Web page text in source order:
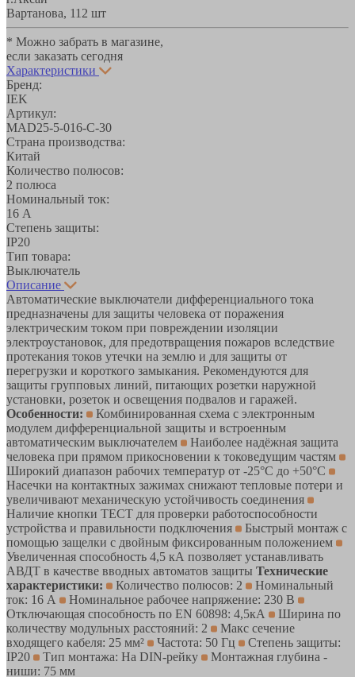
Вартанова, 11 2 шт
* Можно забрать в магазине,
если заказать сегодня
Характеристики
Бренд:
IEK
Артикул:
MAD25-5-016-C-30
Страна производства:
Китай
Количество полюсов:
2 полюса
Номинальный ток:
16 А
Степень защиты:
IP20
Тип товара:
Выключатель
Описание
Автоматические выключатели дифференциального тока
предназначены для защиты человека от поражения
электрическим током при повреждении изоляции
электроустановок, для предотвращения пожаров вследствие
протекания токов утечки на землю и для защиты от
перегрузки и короткого замыкания. Рекомендуются для
защиты групповых линий, питающих розетки наружной
установки, розеток и освещения подвалов и гаражей.
Особенности:
Комбинированная схема с электронным
модулем дифференциальной защиты и встроенным
автоматическим выключателем
Наиболее надёжная защита
человека при прямом прикосновении к токоведущим частям
Широкий диапазон рабочих температур от -25°С до +50°С
Насечки на контактных зажимах снижают тепловые потери и
увеличивают механическую устойчивость соединения
Наличие кнопки ТЕСТ для проверки работоспособности
устройства и правильности подключения
Быстрый монтаж с
помощью защелки с двойным фиксированным положением
Увеличенная способность 4,5 кА позволяет устанавливать
АВДТ в качестве вводных автоматов защиты Технические
характеристики:
Количество полюсов: 2
Номинальный
ток: 16 А
Номинальное рабочее напряжение: 230 В
Отключающая способность по EN 60898: 4,5кА
Ширина по
количеству модульных расстояний: 2
Макс сечение
входящего кабеля: 25 мм²
Частота: 50 Гц
Степень защиты:
IP20
Тип монтажа: На DIN-рейку
Монтажная глубина -
ниши: 75 мм